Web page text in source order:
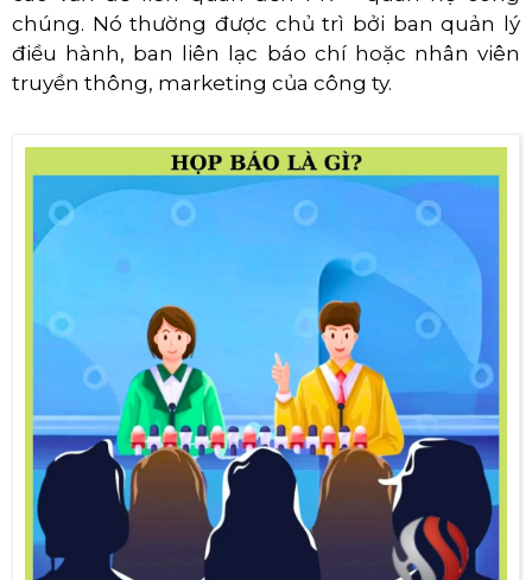
chúng. Nó thường được chủ trì bởi ban quản lý
điều hành, ban liên lạc báo chí hoặc nhân viên
truyền thông, marketing của công ty.